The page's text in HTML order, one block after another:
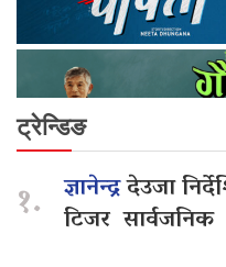
ट्रेन्डिङ
१. ज्ञानेन्द्रदेउजा
टिजर सार्वजनिक